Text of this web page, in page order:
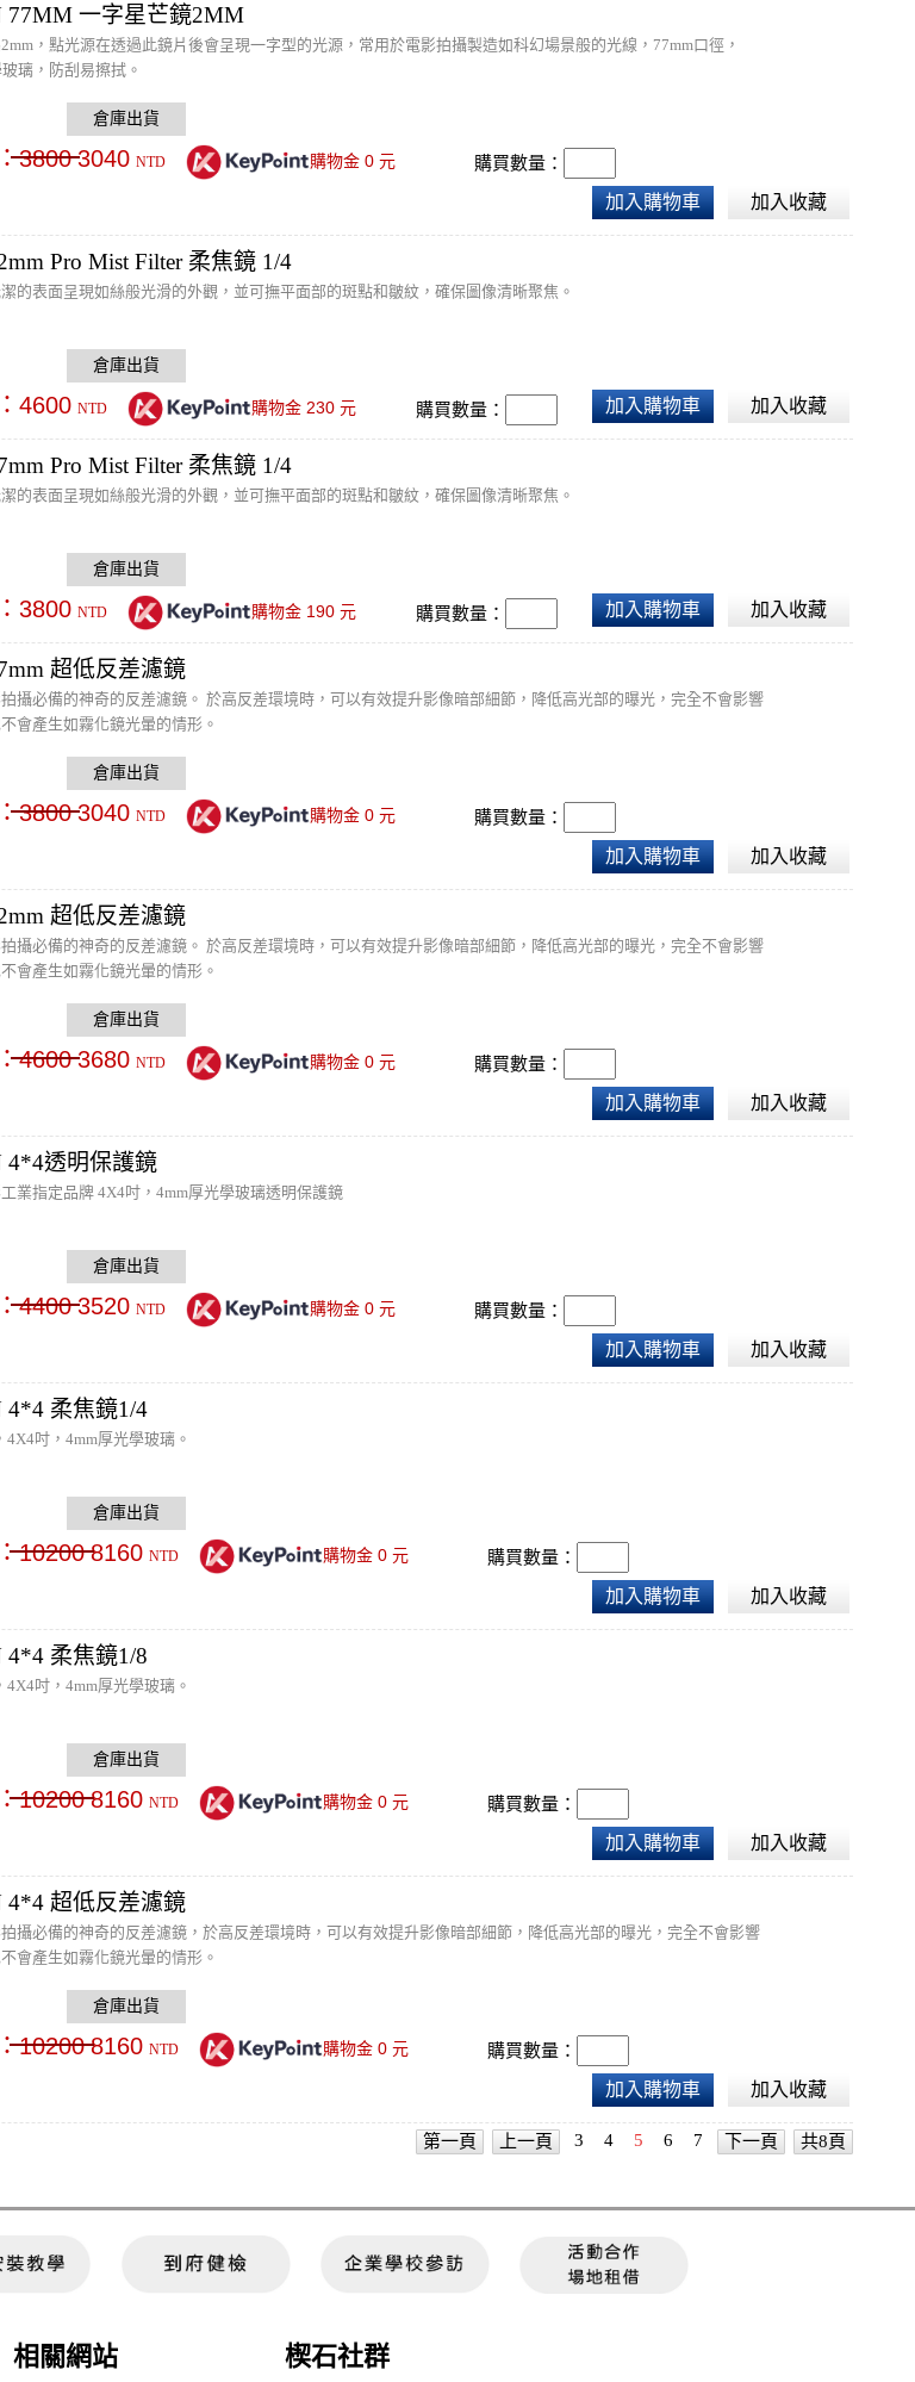
77MM 一字星芒鏡2MM
，點光源在透過此鏡片後會呈現一字型的光源，常用於電影拍攝製造如科幻場景般的光線，77mm口徑，
璃，防刮易擦拭。
3800 3040 NTD 購物金 0元 購買數量：
加入購物車 加入收藏
Pro Mist Filter 柔焦鏡 1/4
的表面呈現如絲般光滑的外觀，並可撫平面部的斑點和皺紋，確保圖像清晰聚焦。
4600 NTD 購物金 230元 購買數量： 加入購物車 加入收藏
Pro Mist Filter 柔焦鏡 1/4
的表面呈現如絲般光滑的外觀，並可撫平面部的斑點和皺紋，確保圖像清晰聚焦。
3800 NTD 購物金 190元 購買數量： 加入購物車 加入收藏
超低反差濾鏡
攝必備的神奇的反差濾鏡。 於高反差環境時，可以有效提升影像暗部細節，降低高光部的曝光，完全不會影響
會產生如霧化鏡光暈的情形。
3800 3040 NTD 購物金 0元 購買數量：
加入購物車 加入收藏
超低反差濾鏡
攝必備的神奇的反差濾鏡。 於高反差環境時，可以有效提升影像暗部細節，降低高光部的曝光，完全不會影響
會產生如霧化鏡光暈的情形。
4600 3680 NTD 購物金 0元 購買數量：
加入購物車 加入收藏
4*4透明保護鏡
業指定品牌 4X4吋，4mm厚光學玻璃透明保護鏡
4400 3520 NTD 購物金 0元 購買數量：
加入購物車 加入收藏
4*4 柔焦鏡1/4
4X4吋，4mm厚光學玻璃。
10200 8160 NTD 購物金 0元 購買數量：
加入購物車 加入收藏
4*4 柔焦鏡1/8
4X4吋，4mm厚光學玻璃。
10200 8160 NTD 購物金 0元 購買數量：
加入購物車 加入收藏
4*4 超低反差濾鏡
攝必備的神奇的反差濾鏡，於高反差環境時，可以有效提升影像暗部細節，降低高光部的曝光，完全不會影響
會產生如霧化鏡光暈的情形。
10200 8160 NTD 購物金 0元 購買數量：
加入購物車 加入收藏
第一頁 上一頁 3 4 5 6 7 下一頁 共8頁
相關網站 楔石社群